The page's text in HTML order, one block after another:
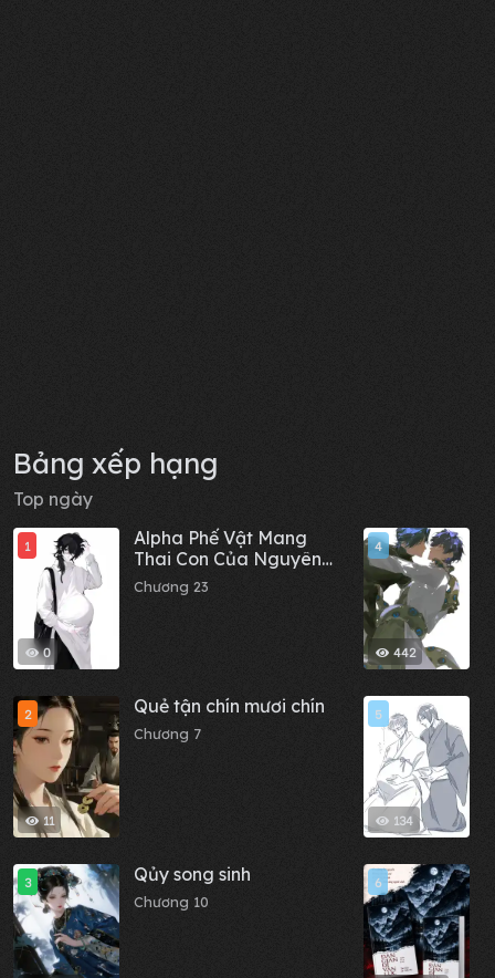
Bảng xếp hạng
Top ngày
0
1
Alpha Phế Vật Mang
Thai Con Của Nguyên
Soái Đế Quốc
Chương 23
11
2 Quẻ tận chín mươi chín
Chương 7
3 Qủy song sinh
Chương 10
442
4
134
5
6